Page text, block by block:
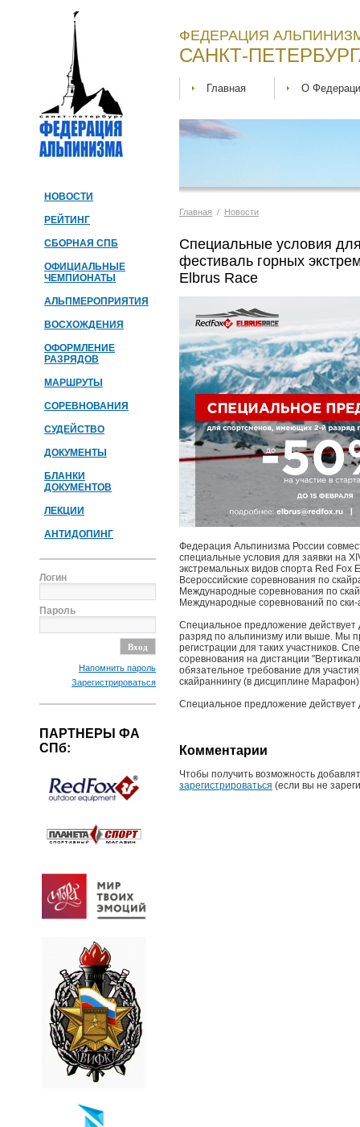
НОВОСТИ
РЕЙТИНГ
СБОРНАЯ СПБ
ОФИЦИАЛЬНЫЕ
ЧЕМПИОНАТЫ
АЛЬПМЕРОПРИЯТИЯ
ВОСХОЖДЕНИЯ
ОФОРМЛЕНИЕ
РАЗРЯДОВ
МАРШРУТЫ
СОРЕВНОВАНИЯ
СУДЕЙСТВО
ДОКУМЕНТЫ
БЛАНКИ
ДОКУМЕНТОВ
ЛЕКЦИИ
АНТИДОПИНГ
Логин
Пароль
Напомнить пароль
Зарегистрироваться
ПАРТНЕРЫ ФА
СПб:
ФЕДЕРАЦИЯ
САНКТ-
Главная О
Главная / Новости
Специальные условия
фестиваль горных
Elbrus Race
Федерация Альпинизма России
специальные условия для заявки на
экстремальных видов спорта Red Fox
Всероссийские соревнования по
Международные соревнования по
Международные соревнований по
Специальное предложение
разряд по альпинизму или выше. Мы
регистрации для таких участников.
соревнования на дистанции
обязательное требование для
скайраннингу (в дисциплине
Специальное предложение
Комментарии
Чтобы получить возможность
зарегистрироваться (если вы не